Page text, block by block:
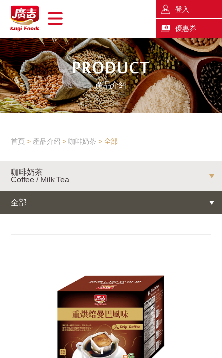
登入
優惠券
產品介紹
首頁 產品介紹 咖啡奶茶 全部
咖啡奶茶
Coffee / Milk Tea
全部